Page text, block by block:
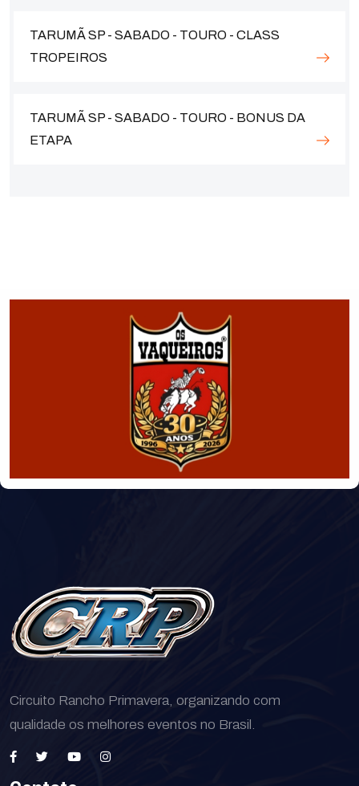
TARUMÃ SP - SABADO - TOURO - CLASS
TROPEIROS
TARUMÃ SP - SABADO - TOURO - BONUS DA
ETAPA
Circuito Rancho Primavera, organizando com
qualidade os melhores eventos no Brasil.